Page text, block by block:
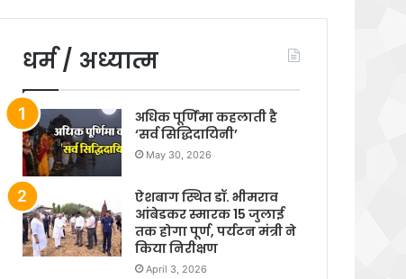
धर्म / अध्यात्म
अधिक पूर्णिमा कहलाती है
‘सर्व सिद्धिदायिनी’
May 30, 2026
ऐशबाग स्थित डॉ. भीमराव
आंबेडकर स्मारक 15 जुलाई
तक होगा पूर्ण, पर्यटन मंत्री ने
किया निरीक्षण
April 3, 2026